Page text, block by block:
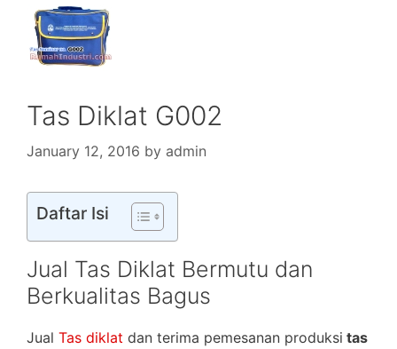
Tas Diklat G002
January 12, 2016 by admin
Daftar Isi
Jual Tas Diklat Bermutu dan
Berkualitas Bagus
Jual Tas diklat dan terima pemesanan produksi tas